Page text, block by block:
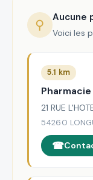
⚲ Aucune
Voici les
5.1 km
Pharmacie
21 RUE
54260